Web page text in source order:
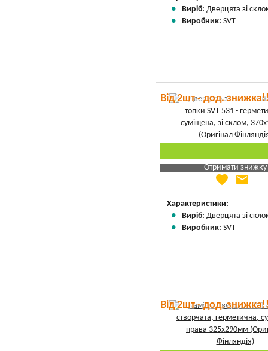
Виріб: Дверцята зі
Виробник: SVT
Від 2шт - дод.
Отримати знижку
Яка Ваша ціна
favorite email
Характеристики:
Виріб: Дверцята зі
Виробник: SVT
Від 2шт - дод.